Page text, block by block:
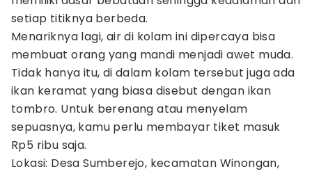
setiap titiknya berbeda.
Menariknya lagi, air di kolam ini dipercaya bisa
membuat orang yang mandi menjadi awet muda.
Tidak hanya itu, di dalam kolam tersebut juga ada
ikan keramat yang biasa disebut dengan ikan
tombro. Untuk berenang atau menyelam
sepuasnya, kamu perlu membayar tiket masuk
Rp5 ribu saja.
Lokasi: Desa Sumberejo, kecamatan Winongan,